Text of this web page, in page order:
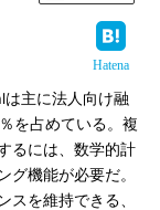
Hatena
主に法人向け融
を占めている。複
るには、数学的計
グ機能が必要だ。
スを維持できる、